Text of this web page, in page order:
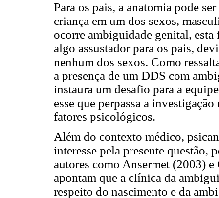
Para os pais, a anatomia pode
criança em um dos sexos,
ocorre ambiguidade genital, esta
algo assustador para os pais,
nenhum dos sexos. Como
a presença de um DDS com
instaura um desafio para a
esse que perpassa a
fatores psicológicos.
Além do contexto médico,
interesse pela presente questão,
autores como Ansermet (2003)
apontam que a clínica da
respeito do nascimento e da